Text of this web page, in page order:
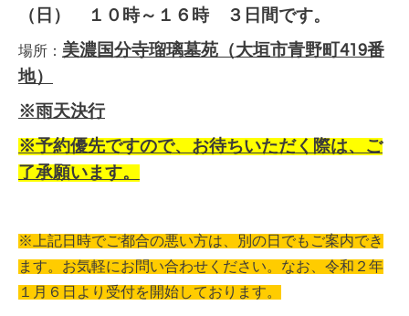
（日）
１０時～１６時 ３日間です。
場所： 美濃国分寺瑠璃墓苑（大垣市青野町419番
地）
※雨天決行
※予約優先ですので、お待ちいただく際は、ご
了承願います。
※上記日時でご都合の悪い方は、別の日でもご案内でき
ます。お気軽にお問い合わせください。なお、令和２年
１月６日より受付を開始しております。